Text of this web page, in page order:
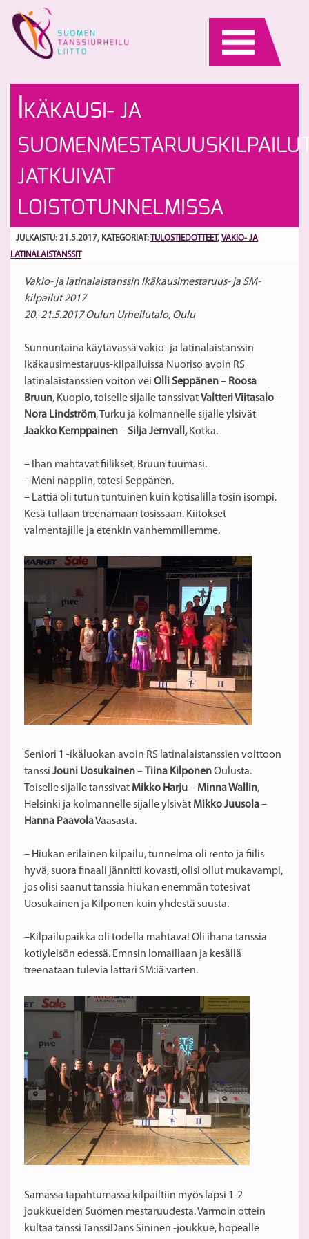
content
KÄKAUSI- JA
JATKUIVAT
LOISTOTUNNELMISSA
JULKAISTU: 21.5.2017, KATEGORIAT: TULOSTIEDOTTEET , VAKIO- JA
LATINALAISTANSSIT
Vakio- ja latinalaistanssin Ikäkausimestaruus- ja SM-
kilpailut 2017
20.-21.5.2017 Oulun Urheilutalo, Oulu
Sunnuntaina käytävässä vakio- ja latinalaistanssin
Ikäkausimestaruus-kilpailuissa Nuoriso avoin RS
latinalaistanssien voiton vei Olli Seppänen– Roosa
Bruun, Kuopio, toiselle sijalle tanssivatValtteri Viitasalo–
Nora Lindström, Turku ja kolmannelle sijalle ylsivät
Jaakko Kemppainen–Silja Jernvall,Kotka.
– Ihan mahtavat fiilikset, Bruun tuumasi.
– Meni nappiin, totesi Seppänen.
– Lattia oli tutun tuntuinen kuin kotisalilla tosin isompi.
Kesä tullaan treenamaan tosissaan. Kiitokset
valmentajille ja etenkin vanhemmillemme.
Seniori 1 -ikäluokan avoin RS latinalaistanssien voittoon
tanssi Jouni Uosukainen–Tiina KilponenOulusta.
Toiselle sijalle tanssivat Mikko Harju– Minna Wallin,
Helsinki ja kolmannelle sijalle ylsivät Mikko Juusola–
Hanna PaavolaVaasasta.
– Hiukan erilainen kilpailu, tunnelma oli rento ja fiilis
hyvä, suora finaali jännitti kovasti, olisi ollut mukavampi,
jos olisi saanut tanssia hiukan enemmän totesivat
Uosukainen ja Kilponen kuin yhdestä suusta.
–Kilpailupaikka oli todella mahtava! Oli ihana tanssia
kotiyleisön edessä. Emnsin lomaillaan ja kesällä
treenataan tulevia lattari SM:iä varten.
Samassa tapahtumassa kilpailtiin myös lapsi 1-2
joukkueiden Suomen mestaruudesta. Varmoin ottein
kultaa tanssi TanssiDans Sininen -joukkue, hopealle